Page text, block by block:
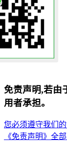
免责声明,若由
用者承担。
您必须遵守我们
《免责声明》全